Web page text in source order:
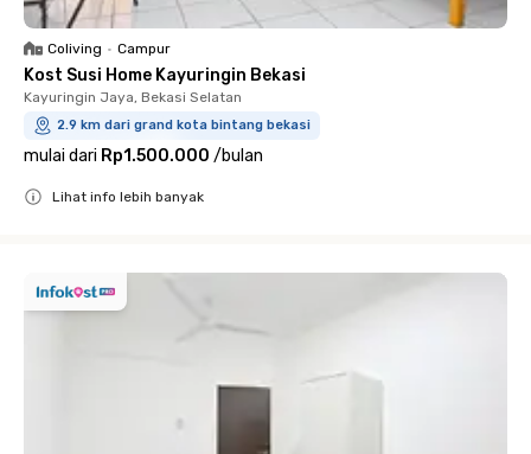
Coliving • Campur
Kost Susi Home Kayuringin Bekasi
Kayuringin Jaya, Bekasi Selatan
2.9 km dari grand kota bintang bekasi
mulai dari Rp1.500.000 /bulan
Lihat info lebih banyak